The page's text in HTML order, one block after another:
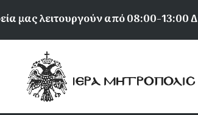
μας λειτουργούν από 08:00-13:00